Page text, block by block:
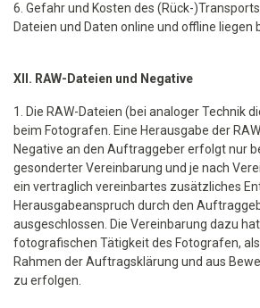
6. Gefahr und Kosten des (Rück-
Dateien und Daten online und offline liegen
XII. RAW-Dateien und Negative
1. Die RAW-Dateien (bei analoger Technik
beim Fotografen. Eine Herausgabe der
Negative an den Auftraggeber erfolgt nur
gesonderter Vereinbarung und je nach
ein vertraglich vereinbartes zusätzliches
Herausgabeanspruch durch den
ausgeschlossen. Die Vereinbarung dazu
fotografischen Tätigkeit des Fotografen,
Rahmen der Auftragsklärung und aus
zu erfolgen.